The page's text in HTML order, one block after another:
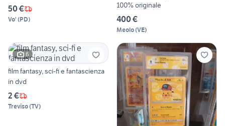
50 €
Vo' (PD)
100% originale
400 €
Meolo(VE)
6
film fantasy, sci-fi e fantascienza
in dvd
2 €
Treviso(TV)